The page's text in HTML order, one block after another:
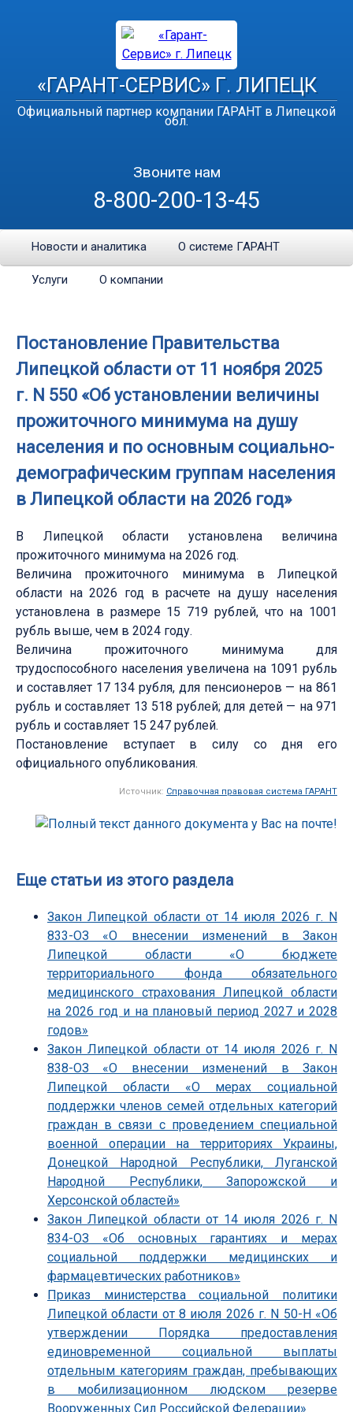
«ГАРАНТ-СЕРВИС» Г. ЛИПЕЦК
Официальный партнер компании ГАРАНТ в Липецкой
обл.
Звоните нам
8-800-200-13-45
Новости и аналитика О системе ГАРАНТ
Услуги О компании
Постановление Правительства
Липецкой области от 11 ноября 2025
г. N 550 «Об установлении величины
прожиточного минимума на душу
населения и по основным социально-
демографическим группам населения
в Липецкой области на 2026 год»
В Липецкой области установлена величина
прожиточного минимума на 2026 год.
Величина прожиточного минимума в Липецкой
области на 2026 год в расчете на душу населения
установлена в размере 15 719 рублей, что на 1001
рубль выше, чем в 2024 году.
Величина прожиточного минимума для
трудоспособного населения увеличена на 1091 рубль
и составляет 17 134 рубля, для пенсионеров — на 861
рубль и составляет 13 518 рублей; для детей — на 971
рубль и составляет 15 247 рублей.
Постановление вступает в силу со дня его
официального опубликования.
Источник: Справочная правовая система ГАРАНТ
Еще статьи из этого раздела
Закон Липецкой области от 14 июля 2026 г. N
833-ОЗ «О внесении изменений в Закон
Липецкой области «О бюджете
территориального фонда обязательного
медицинского страхования Липецкой области
на 2026 год и на плановый период 2027 и 2028
годов»
Закон Липецкой области от 14 июля 2026 г. N
838-ОЗ «О внесении изменений в Закон
Липецкой области «О мерах социальной
поддержки членов семей отдельных категорий
граждан в связи с проведением специальной
военной операции на территориях Украины,
Донецкой Народной Республики, Луганской
Народной Республики, Запорожской и
Херсонской областей»
Закон Липецкой области от 14 июля 2026 г. N
834-ОЗ «Об основных гарантиях и мерах
социальной поддержки медицинских и
фармацевтических работников»
Приказ министерства социальной политики
Липецкой области от 8 июля 2026 г. N 50-Н «Об
утверждении Порядка предоставления
единовременной социальной выплаты
отдельным категориям граждан, пребывающих
в мобилизационном людском резерве
Вооруженных Сил Российской Федерации»